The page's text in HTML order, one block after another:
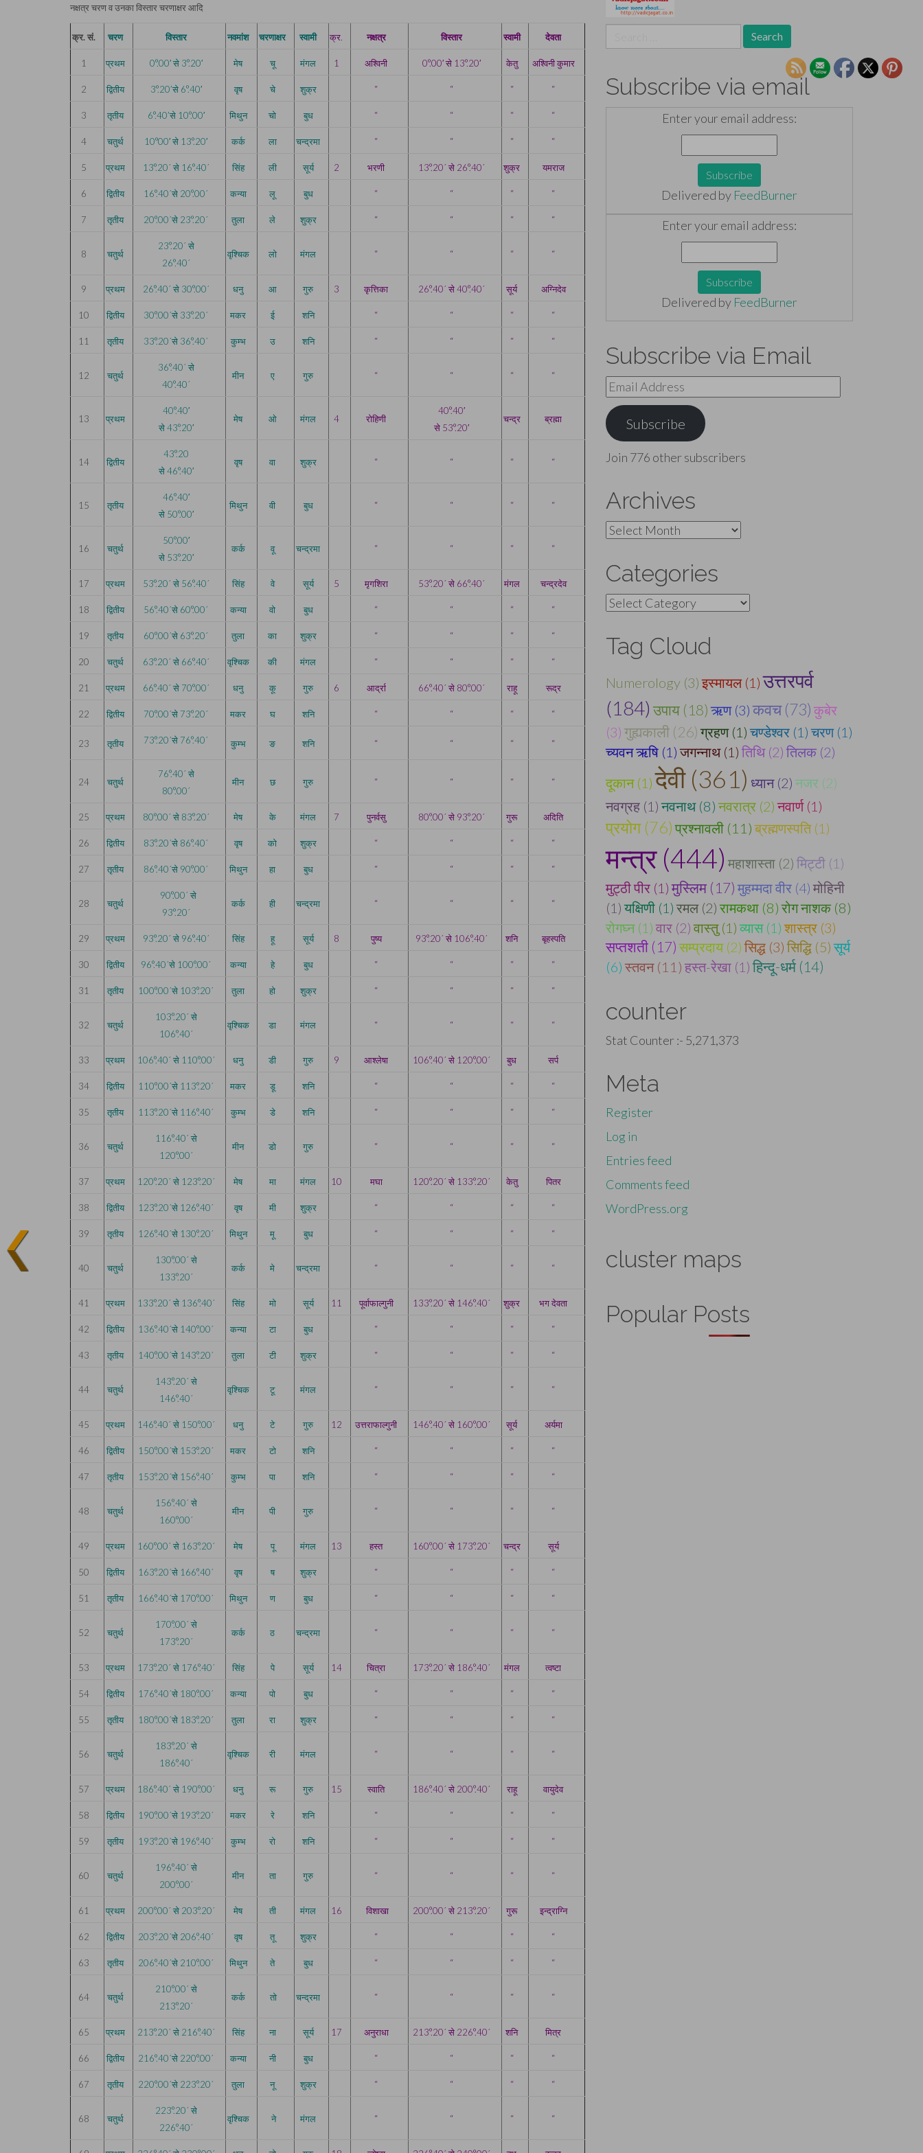
नक्षत्र चरण व उनका विस्तार चरणाक्षर आदि
क्र. सं. चरण विस्तार नवमांश चरणाक्षर स्वामी क्र. नक्षत्र विस्तार स्वामी देवता
1 प्रथम 0°.00′ से 3°.20′ मेष चू मंगल 1 अश्विनी 0°.00′ से 13°.20′ केतु अश्विनी कुमार
2 द्वितीय 3°.20’से 6°.40′ वृष चे शुक्र “ “ “ “
3 तृतीय 6°.40’से 10°.00′ मिथुन चो बुध “ “ “ “
4 चतुर्थ 10°00′ से 13°.20′ कर्क ला चन्द्रमा “ “ “ “
5 प्रथम 13°.20´ से 16°.40´ सिंह ली सूर्य 2 भरणी 13°.20´ से 26°.40´ शुक्र यमराज
6 द्वितीय 16°.40´से 20°.00´ कन्या लू बुध “ “ “ “
7 तृतीय 20°.00´से 23°.20´ तुला ले शुक्र “ “ “ “
8 चतुर्थ
23°.20´ से
26°.40´
वृश्चिक लो मंगल “ “ “ “
9 प्रथम 26°.40´ से 30°.00´ धनु आ गुरु 3 कृत्तिका 26°.40´ से 40°.40´ सूर्य अग्निदेव
10 द्वितीय 30°.00´से 33°.20´ मकर ई शनि “ “ “ “
11 तृतीय 33°.20´से 36°.40´ कुम्भ उ शनि “ “ “ “
12 चतुर्थ
36°.40´ से
40°.40´
मीन ए गुरु “ “ “ “
13 प्रथम
40°.40′
से43°.20′
मेष ओ मंगल 4 रोहिणी
40°.40′
से 53°.20′
चन्द्र ब्रह्मा
14 द्वितीय
43°.20
से46°.40′
वृष वा शुक्र “ “ “ “
15 तृतीय
46°.40′
से50°.00′
मिथुन वी बुध “ “ “ “
16 चतुर्थ
50°.00′
से53°.20′
कर्क वू चन्द्रमा “ “ “ “
17 प्रथम 53°.20´ से 56°.40´ सिंह वे सूर्य 5 मृगशिरा 53°.20´ से 66°.40´ मंगल चन्द्रदेव
18 द्वितीय 56°.40´से 60°.00´ कन्या वो बुध “ “ “ “
19 तृतीय 60°.00´से 63°.20´ तुला का शुक्र “ “ “ “
20 चतुर्थ 63°.20´ से 66°.40´ वृश्चिक की मंगल “ “ “ “
21 प्रथम 66°.40´ से 70°.00´ धनु कू गुरु 6 आर्द्रा 66°.40´ से 80°.00´ राहू रूद्र
22 द्वितीय 70°.00´से 73°.20´ मकर घ शनि “ “ “ “
23 तृतीय 73°.20´से 76°.40´ कुम्भ ङ शनि “ “ “ “
24 चतुर्थ
76°.40´ से
80°.00´
मीन छ गुरु “ “ “ “
25 प्रथम 80°.00´ से 83°.20´ मेष के मंगल 7 पुनर्वसु 80°.00´ से 93°.20´ गुरू अदिति
26 द्वितीय 83°.20´से 86°.40´ वृष को शुक्र “ “ “ “
27 तृतीय 86°.40´से 90°.00´ मिथुन हा बुध “ “ “ “
28 चतुर्थ
90°.00´ से
93°.20´
कर्क ही चन्द्रमा “ “ “ “
29 प्रथम 93°.20´ से 96°.40´ सिंह हू सूर्य 8 पुष्य 93°.20´ से 106°.40´ शनि बृहस्पति
30 द्वितीय 96°.40´से 100°.00´ कन्या हे बुध “ “ “ “
31 तृतीय 100°.00´से 103°.20´ तुला हो शुक्र “ “ “ “
32 चतुर्थ
103°.20´ से
106°.40´
वृश्चिक डा मंगल “ “ “ “
33 प्रथम 106°.40´ से 110°.00´ धनु डी गुरु 9 आश्लेषा 106°.40´ से 120°.00´ बुध सर्प
34 द्वितीय 110°.00´से 113°.20´ मकर डू शनि “ “ “ “
35 तृतीय 113°.20´से 116°.40´ कुम्भ डे शनि “ “ “ “
36 चतुर्थ
116°.40´ से
120°.00´
मीन डो गुरु “ “ “ “
37 प्रथम 120°.20´ से 123°.20´ मेष मा मंगल 10 मघा 120°.20´ से 133°.20´ केतु पितर
38 द्वितीय 123°.20´से 126°.40´ वृष मी शुक्र “ “ “ “
39 तृतीय 126°.40´से 130°.20´ मिथुन मू बुध “ “ “ “
40 चतुर्थ
130°.00´ से
133°.20´
कर्क मे चन्द्रमा “ “ “ “
41 प्रथम 133°.20´ से 136°.40´ सिंह मो सूर्य 11 पूर्वाफाल्गुनी 133°.20´ से 146°.40´ शुक्र भग देवता
42 द्वितीय 136°.40´से 140°.00´ कन्या टा बुध “ “ “ “
43 तृतीय 140°.00´से 143°.20´ तुला टी शुक्र “ “ “ “
44 चतुर्थ
143°.20´ से
146°.40´
वृश्चिक टू मंगल “ “ “ “
45 प्रथम 146°.40´ से 150°.00´ धनु टे गुरु 12 उत्तराफाल्गुनी 146°.40´ से 160°.00´ सूर्य अर्यमा
46 द्वितीय 150°.00´से 153°.20´ मकर टो शनि “ “ “ “
47 तृतीय 153°.20´से 156°.40´ कुम्भ पा शनि “ “ “ “
48 चतुर्थ
156°.40´ से
160°.00´
मीन पी गुरु “ “ “ “
49 प्रथम 160°.00´ से 163°.20´ मेष पू मंगल 13 हस्त 160°.00´ से 173°.20´ चन्द्र सूर्य
50 द्वितीय 163°.20´से 166°.40´ वृष ष शुक्र “ “ “ “
51 तृतीय 166°.40´से 170°.00´ मिथुन ण बुध “ “ “ “
52 चतुर्थ
170°.00´ से
173°.20´
कर्क ठ चन्द्रमा “ “ “ “
53 प्रथम 173°.20´ से 176°.40´ सिंह पे सूर्य 14 चित्रा 173°.20´ से 186°.40´ मंगल त्वष्टा
54 द्वितीय 176°.40´से 180°.00´ कन्या पो बुध “ “ “ “
55 तृतीय 180°.00´से 183°.20´ तुला रा शुक्र “ “ “ “
56 चतुर्थ
183°.20´ से
186°.40´
वृश्चिक री मंगल “ “ “ “
57 प्रथम 186°.40´ से 190°.00´ धनु रू गुरु 15 स्वाति 186°.40´ से 200°.40´ राहू वायुदेव
58 द्वितीय 190°.00´से 193°.20´ मकर रे शनि “ “ “ “
59 तृतीय 193°.20´से 196°.40´ कुम्भ रो शनि “ “ “ “
60 चतुर्थ
196°.40´ से
200°.00´
मीन ता गुरु “ “ “ “
61 प्रथम 200°.00´ से 203°.20´ मेष ती मंगल 16 विशाखा 200°.00´ से 213°.20´ गुरू इन्द्राग्नि
62 द्वितीय 203°.20´से 206°.40´ वृष तू शुक्र “ “ “ “
63 तृतीय 206°.40´से 210°.00´ मिथुन ते बुध “ “ “ “
64 चतुर्थ
210°.00´ से
213°.20´
कर्क तो चन्द्रमा “ “ “ “
65 प्रथम 213°.20´ से 216°.40´ सिंह ना सूर्य 17 अनुराधा 213°.20´ से 226°.40´ शनि मित्र
66 द्वितीय 216°.40´से 220°.00´ कन्या नी बुध “ “ “ “
67 तृतीय 220°.00´से 223°.20´ तुला नू शुक्र “ “ “ “
68 चतुर्थ
223°.20´ से
226°.40´
वृश्चिक ने मंगल “ “ “ “
for:
Subscribe via email
Enter your email address:
Delivered by FeedBurner
Enter your email address:
Delivered by FeedBurner
Subscribe via Email
Email
Address
Subscribe
Join 776 other subscribers
Archives
Archives
Categories
Categories
Tag Cloud
Numerology (3) इस्मायल (1) उत्तरपर्व
(184) उपाय (18) ऋण (3) कवच (73) कुबेर
(3) गुह्यकाली (26) ग्रहण (1) चण्डेश्वर (1) चरण (1)
च्यवन ऋषि (1) जगन्नाथ (1) तिथि (2) तिलक (2)
दूकान (1) देवी (361) ध्यान (2) नजर (2)
नवग्रह (1) नवनाथ (8) नवरात्र (2) नवार्ण (1)
प्रयोग (76) प्रश्नावली (11) ब्रह्मणस्पति (1)
मन्त्र (444) महाशास्ता (2) मिट्टी (1)
मुट्ठी पीर (1) मुस्लिम (17) मुहम्मदा वीर (4) मोहिनी
(1) यक्षिणी (1) रमल (2) रामकथा (8) रोग नाशक (8)
रोगघ्न (1) वार (2) वास्तु (1) व्यास (1) शास्त्र (3)
सप्तशती (17) सम्प्रदाय (2) सिद्ध (3) सिद्धि (5) सूर्य
(6) स्तवन (11) हस्त-रेखा (1) हिन्दू-धर्म (14)
counter
Stat Counter :- 5,271,373
Meta
Register
Log in
Entries feed
Comments feed
WordPress.org
cluster maps
Popular Posts